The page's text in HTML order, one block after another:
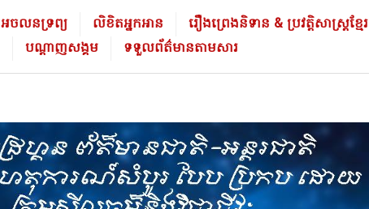
អចលនទ្រព្យ លិខិត​អ្នក​អាន រឿងព្រេងនិទាន & ប្រវត្ដិសាស្រ្ដខ្មែរ
បណ្ដាញសង្គម ទទួលព័ត៌មានតាមសារ